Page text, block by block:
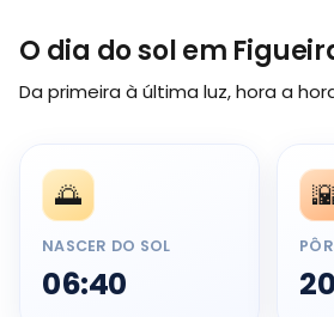
O dia do sol em
Da primeira à última luz, hora a
🌅
NASCER DO SOL
06:40